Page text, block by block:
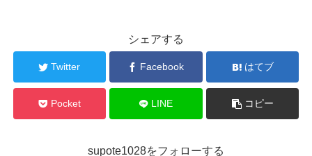
シェアする
Twitter Facebook はてブ
Pocket LINE コピー
supote1028をフォローする